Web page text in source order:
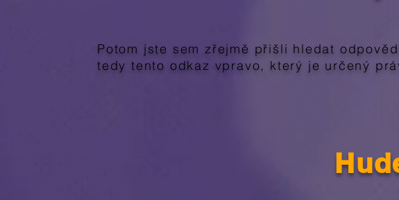
Potom jste sem zřejmě přišli hledat
tedy tento odkaz vpravo, který je určený